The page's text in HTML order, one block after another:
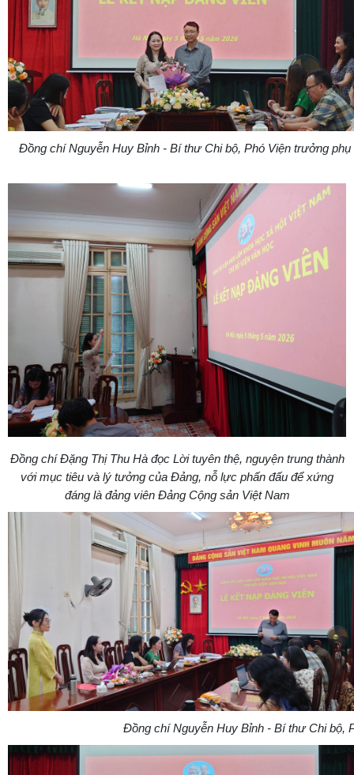
Đồng chí Nguyễn Huy Bỉnh - Bí thư Chi bộ, Phó Viện trưởng
Đồng chí Đặng Thị Thu Hà đọc Lời tuyên thệ, nguyện trung thành
với mục tiêu và lý tưởng của Đảng, nỗ lực phấn đấu để xứng
đáng là đảng viên Đảng Cộng sản Việt Nam
Đồng chí Nguyễn Huy Bỉnh - Bí thư Chi bộ,